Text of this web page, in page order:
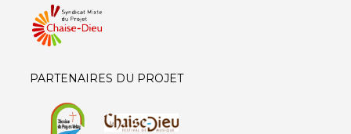
PARTENAIRES DU PROJET